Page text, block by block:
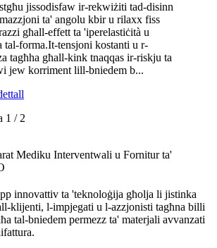
jissodisfaw ir-rekwiżiti tad-disinn
ta' angolu kbir u rilaxx fiss
għall-effett ta 'iperelastiċità u
tal-forma.It-tensjoni kostanti u r-
tagħha għall-kink tnaqqas ir-riskju ta
jew korriment lill-bniedem b...
1 / 2
Mediku Interventwali u Fornitur ta'
innovattiv ta 'teknoloġija għolja li jistinka
klijenti, l-impjegati u l-azzjonisti tagħna billi
tal-bniedem permezz ta' materjali avvanzati